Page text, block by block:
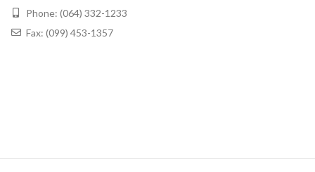
Phone: (064) 332-1233
Fax: (099) 453-1357